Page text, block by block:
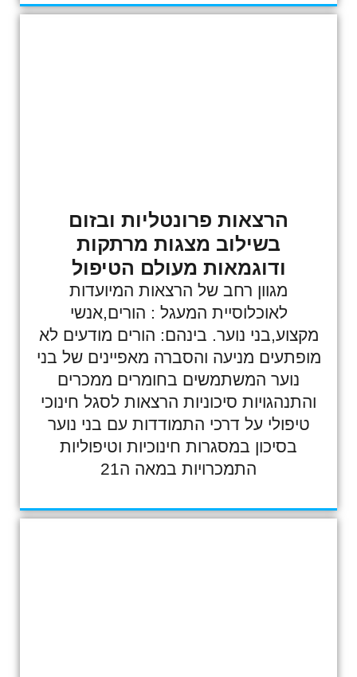
הרצאות פרונטליות ובזום
בשילוב מצגות מרתקות
ודוגמאות מעולם הטיפול
מגוון רחב של הרצאות המיועדות
לאוכלוסיית המעגל : הורים,אנשי
מקצוע,בני נוער. בינהם: הורים מודעים לא
מופתעים מניעה והסברה מאפיינים של בני
נוער המשתמשים בחומרים ממכרים
והתנהגויות סיכוניות הרצאות לסגל חינוכי
טיפולי על דרכי התמודדות עם בני נוער
בסיכון במסגרות חינוכיות וטיפוליות
התמכרויות במאה ה21